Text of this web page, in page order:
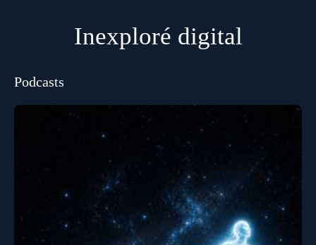
Inexploré digital
Podcasts